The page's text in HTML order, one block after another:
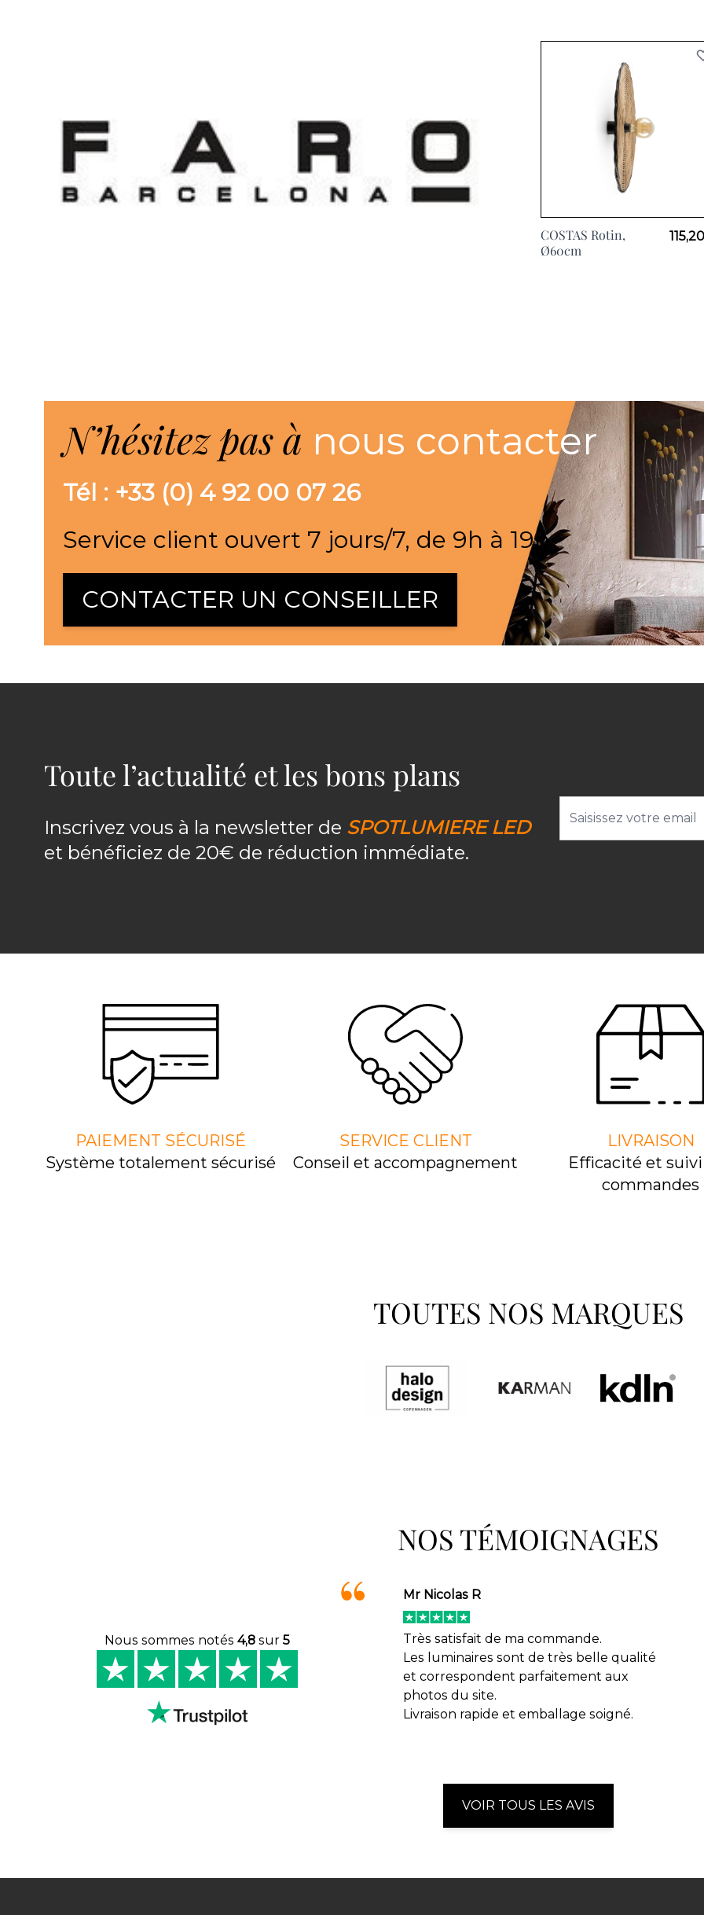
COSTAS Rotin,
Ø60cm
N’hésitez pas à nous contacter
Tél : +33 (0) 4 92 00 07 26
Service client ouvert 7 jours/7, de 9h à 19h
CONTACTER UN CONSEILLER
Toute l’actualité et les bons plans
Inscrivez vous à la newsletter de SPOTLUMIERE LED
et bénéficiez de 20€ de réduction immédiate.
PAIEMENT SÉCURISÉ
Système totalement sécurisé
SERVICE CLIENT
Conseil et accompagnement
LIVRAISON
Efﬁcacité et
commandes
TOUTES NOS MARQUES
NOS TÉMOIGNAGES
Nous sommes notés 4,8sur 5
Mr Nicolas R
Très satisfait de ma commande.
Les luminaires sont de très belle qualité
et correspondent parfaitement aux
photos du site.
Livraison rapide et emballage soigné.
VOIR TOUS LES AVIS